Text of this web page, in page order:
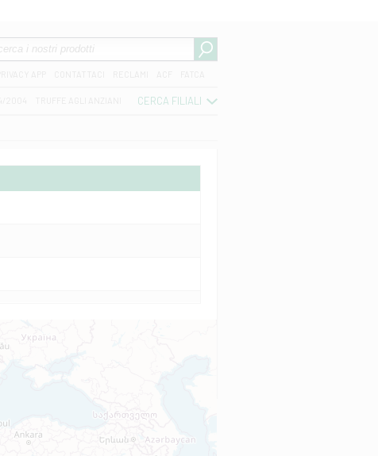
CERCA FILIALI